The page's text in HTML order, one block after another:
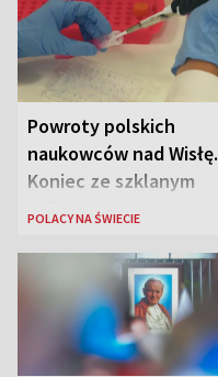
Powroty polskich
naukowców nad Wisłę.
Koniec ze szklanym
sufitem
POLACY NA ŚWIECIE